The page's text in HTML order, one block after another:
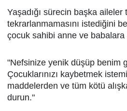
Yaşadığı sürecin başka aileler
tekrarlanmamasını istediğini
çocuk sahibi anne ve babalara
"Nefsinize yenik düşüp benim
Çocuklarınızı kaybetmek
maddelerden ve tüm kötü
durun."